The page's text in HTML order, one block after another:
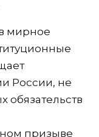
мирное
России, не
обязательств
призыве